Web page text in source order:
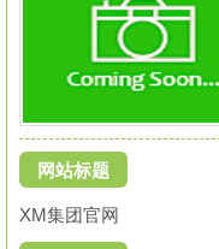
网站标题
XM集团官网